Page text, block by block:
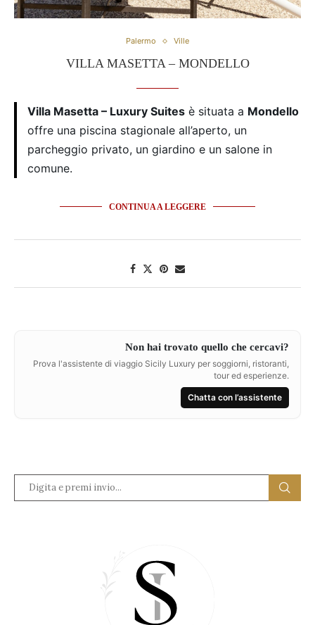
Palermo Ville
VILLA MASETTA – MONDELLO
Villa Masetta – Luxury Suites è situata a Mondello
offre una piscina stagionale all’aperto, un
parcheggio privato, un giardino e un salone in
comune.
CONTINUA A LEGGERE
Non hai trovato quello che cercavi?
Prova l'assistente di viaggio Sicily Luxury per soggiorni, ristoranti,
tour ed esperienze.
Chatta con l’assistente